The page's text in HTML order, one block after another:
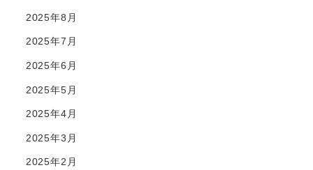
2025年8月
2025年7月
2025年6月
2025年5月
2025年4月
2025年3月
2025年2月